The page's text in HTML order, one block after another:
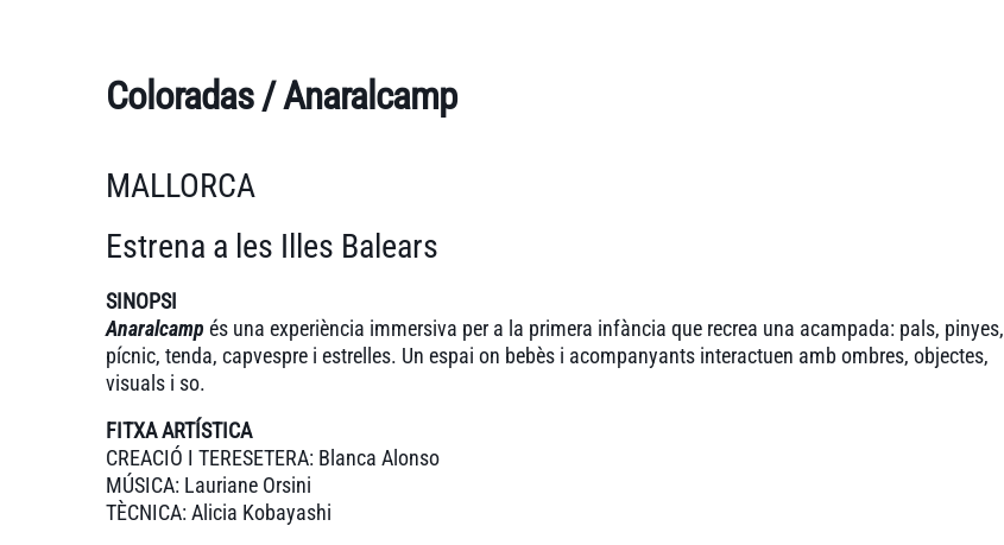
Coloradas / Anaralcamp
MALLORCA
Estrena a les Illes Balears
SINOPSI
Anaralcamp és una experiència immersiva per a la primera infància que recrea una acampada: pals, pinyes,
pícnic, tenda, capvespre i estrelles. Un espai on bebès i acompanyants interactuen amb ombres, objectes,
visuals i so.
FITXA ARTÍSTICA
CREACIÓ I TERESETERA: Blanca Alonso
MÚSICA: Lauriane Orsini
TÈCNICA: Alicia Kobayashi